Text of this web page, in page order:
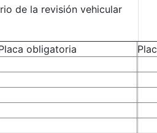
de la revisión vehicular
obligatoria